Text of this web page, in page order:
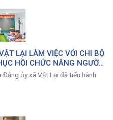
LẠI LÀM VIỆC VỚI CHI BỘ
HỒI CHỨC NĂNG NGƯỜI
ủy xã Vật Lại đã tiến hành